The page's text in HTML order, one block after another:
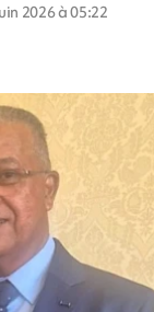
2026 à 05:22